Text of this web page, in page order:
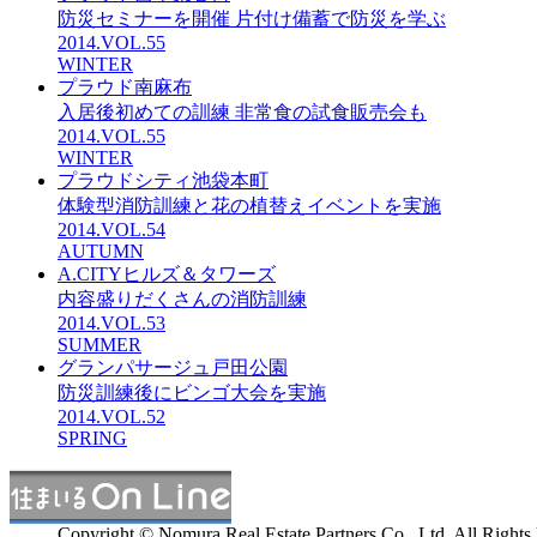
防災セミナーを開催 片付け備蓄で防災を学ぶ
2014.VOL.55
WINTER
プラウド南麻布
入居後初めての訓練 非常食の試食販売会も
2014.VOL.55
WINTER
プラウドシティ池袋本町
体験型消防訓練と花の植替えイベントを実施
2014.VOL.54
AUTUMN
A.CITYヒルズ＆タワーズ
内容盛りだくさんの消防訓練
2014.VOL.53
SUMMER
グランパサージュ戸田公園
防災訓練後にビンゴ大会を実施
2014.VOL.52
SPRING